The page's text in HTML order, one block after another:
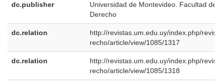
dc.publisher
Universidad de Montevideo. Facultad de
Derecho
dc.relation
http://revistas.um.edu.uy/index.php/
recho/article/view/1085/1317
dc.relation
http://revistas.um.edu.uy/index.php/
recho/article/view/1085/1318